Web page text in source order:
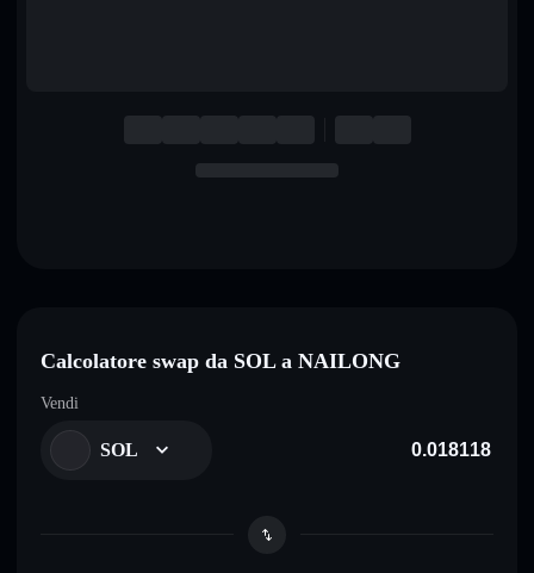
Calcolatore swap da SOL a NAILONG
Vendi
SOL